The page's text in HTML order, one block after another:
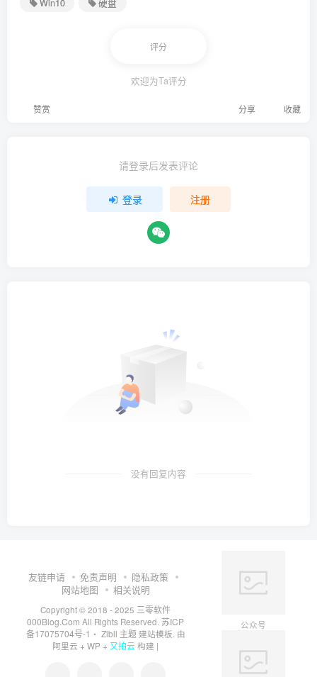
Win10 硬盘
评分
欢迎为Ta评分
赞赏 分享 收藏
请登录后发表评论
登录 注册
没有回复内容
友链申请 免责声明
隐私政策
网站地图
相关说明
Copyright © 2018 - 2025 三零软件
000Blog.Com All Rights Reserved. 苏ICP
备17075704号-1 ・ Zibll 主题建站模板. 由
阿里云 + WP + 又拍云构建 |
公众号